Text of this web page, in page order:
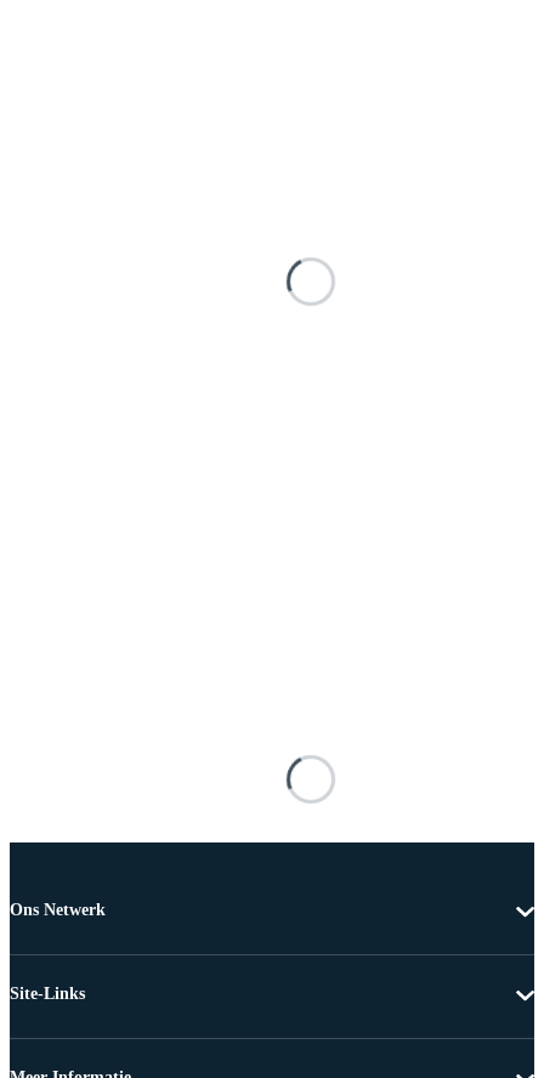
Ons Netwerk
Site-Links